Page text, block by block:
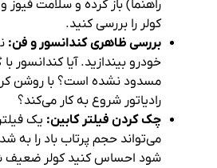
راهنما) باز کرده و سلامت
کولر را بررسی کنید.
بررسی ظاهری کندانسور و فن:
خودرو بیندازید. آیا کندانسور
مسدود نشده است؟ با روشن
رادیاتور شروع به کار می‌کند؟
چک کردن فیلتر کابین: یک
می‌تواند حجم پرتاب باد را
شود احساس کنید کولر